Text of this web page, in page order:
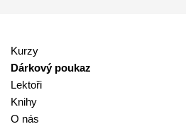
Kurzy
Dárkový poukaz
Lektoři
Knihy
O nás